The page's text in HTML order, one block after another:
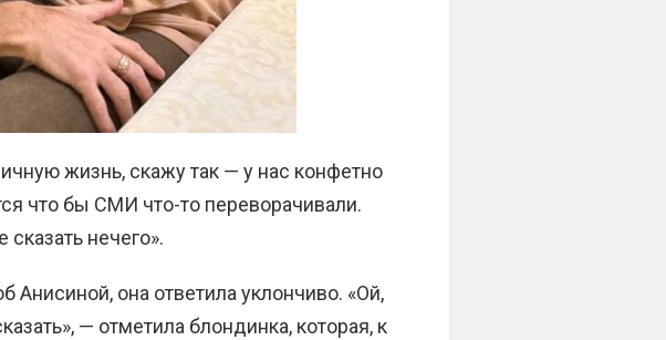
жизнь, скажу так — у нас конфетно
что бы СМИ что-то переворачивали.
нечего».
Анисиной, она ответила уклончиво. «Ой,
— отметила блондинка, которая, к